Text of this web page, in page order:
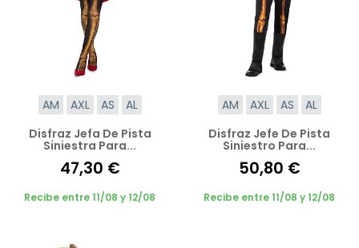
AM AXL AS
AL
Disfraz Jefa De Pista
Siniestra Para...
47,30 €
Recibe entre 11/08 y 12/08
AM AXL AS
AL
Disfraz Jefe De Pista
Siniestro Para...
50,80 €
Recibe entre 11/08 y 12/08